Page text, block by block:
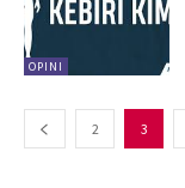
OPINI
2 3